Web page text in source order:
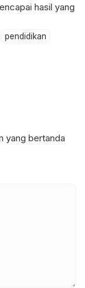
hasil yang
pendidikan
yang bertanda